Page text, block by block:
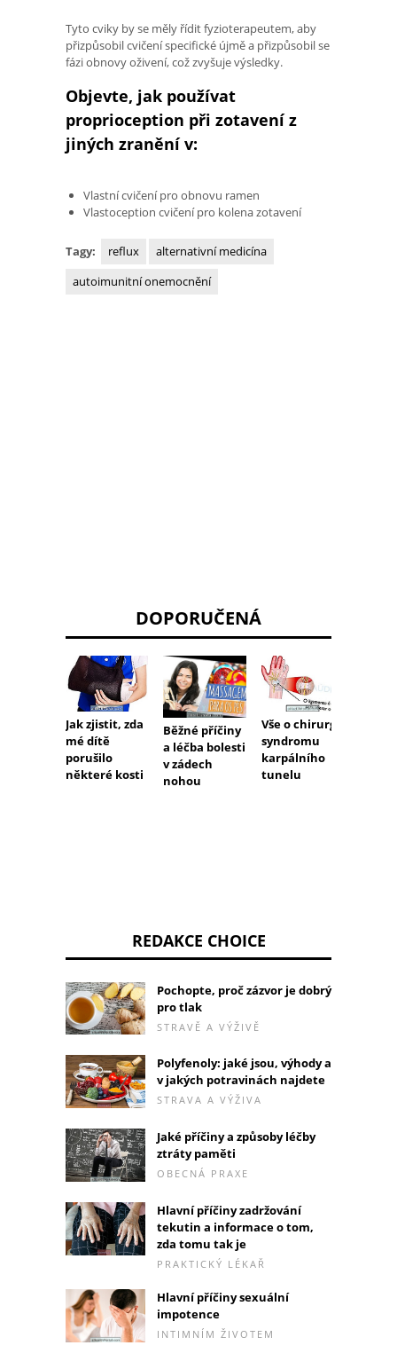
Tyto cviky by se měly řídit fyzioterapeutem, aby
přizpůsobil cvičení specifické újmě a přizpůsobil se
fázi obnovy oživení, což zvyšuje výsledky.
Objevte, jak používat
proprioception při zotavení z
jiných zranění v:
Vlastní cvičení pro obnovu ramen
Vlastoception cvičení pro kolena zotavení
Tagy: reflux
alternativní medicína
autoimunitní onemocnění
DOPORUČENÁ
Jak zjistit, zda
mé dítě
porušilo
některé kosti
Běžné příčiny
a léčba bolesti
v zádech
nohou
Vše o chirurgii
syndromu
karpálního
tunelu
REDAKCE CHOICE
Pochopte, proč zázvor je dobrý
pro tlak
STRAVĚ A VÝŽIVĚ
Polyfenoly: jaké jsou, výhody a
v jakých potravinách najdete
STRAVA A VÝŽIVA
Jaké příčiny a způsoby léčby
ztráty paměti
OBECNÁ PRAXE
Hlavní příčiny zadržování
tekutin a informace o tom,
zda tomu tak je
PRAKTICKÝ LÉKAŘ
Hlavní příčiny sexuální
impotence
INTIMNÍM ŽIVOTEM